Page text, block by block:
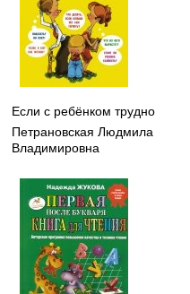
Если с ребёнком трудно
Петрановская Людмила
Владимировна